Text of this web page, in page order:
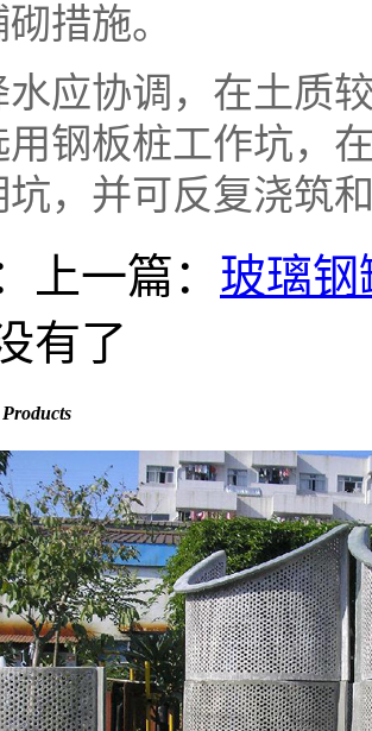
措施。
协调，在土质较
用钢板桩工作坑，
，并可反复浇筑
上一篇： 玻璃
有了